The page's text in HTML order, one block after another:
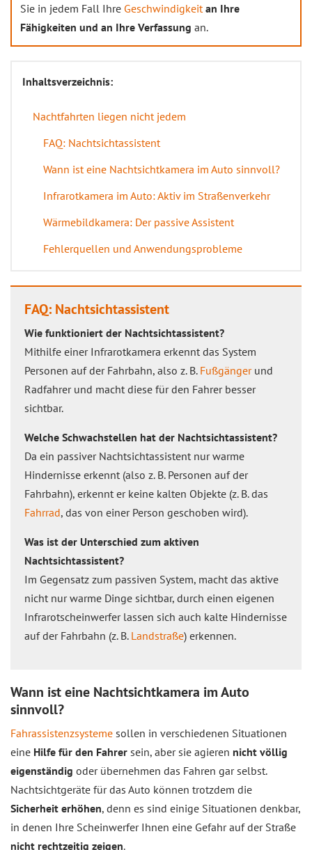
Sie in jedem Fall Ihre Geschwindigkeit an Ihre
Fähigkeiten und an Ihre Verfassung an.
Inhaltsverzeichnis:
Nachtfahrten liegen nicht jedem
FAQ: Nachtsichtassistent
Wann ist eine Nachtsichtkamera im Auto sinnvoll?
Infrarotkamera im Auto: Aktiv im Straßenverkehr
Wärmebildkamera: Der passive Assistent
Fehlerquellen und Anwendungsprobleme
FAQ: Nachtsichtassistent
Wie funktioniert der Nachtsichtassistent?
Mithilfe einer Infrarotkamera erkennt das System
Personen auf der Fahrbahn, also z. B. Fußgängerund
Radfahrer und macht diese für den Fahrer besser
sichtbar.
Welche Schwachstellen hat der Nachtsichtassistent?
Da ein passiver Nachtsichtassistent nur warme
Hindernisse erkennt (also z. B. Personen auf der
Fahrbahn), erkennt er keine kalten Objekte (z. B. das
Fahrrad, das von einer Person geschoben wird).
Was ist der Unterschied zum aktiven
Nachtsichtassistent?
Im Gegensatz zum passiven System, macht das aktive
nicht nur warme Dinge sichtbar, durch einen eigenen
Infrarotscheinwerfer lassen sich auch kalte Hindernisse
auf der Fahrbahn (z. B. Landstraße) erkennen.
Wann ist eine Nachtsichtkamera im Auto
sinnvoll?
Fahrassistenzsysteme sollen in verschiedenen Situationen
eine Hilfe für den Fahrer sein, aber sie agieren nicht völlig
eigenständig oder übernehmen das Fahren gar selbst.
Nachtsichtgeräte für das Auto können trotzdem die
Sicherheit erhöhen, denn es sind einige Situationen denkbar,
in denen Ihre Scheinwerfer Ihnen eine Gefahr auf der Straße
nicht rechtzeitig zeigen.